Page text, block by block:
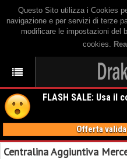
Questo Sito utilizza i Cookies
navigazione e per servizi di terze
modificare le impostazioni del
cookies.
FLASH SALE: Usa il
Offerta
Centralina Aggiuntiva